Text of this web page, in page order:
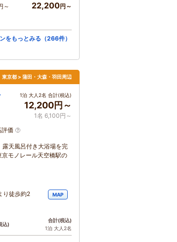
～ 22,200円～
をもっとみる（266件）
東京都 > 蒲田・大森・羽田周辺
1泊 大人2名 合計(税込)
12,200円～
1名 6,100円～
評価
天風呂付き大浴場を完
モノレール天空橋駅の
り徒歩約2
MAP
込)
合計(税込)
1泊 大人2名